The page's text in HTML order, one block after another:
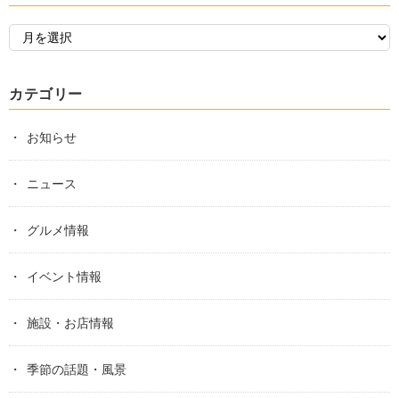
カテゴリー
お知らせ
ニュース
グルメ情報
イベント情報
施設・お店情報
季節の話題・風景